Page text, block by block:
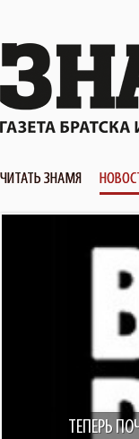
ЧИТАТЬ ЗНАМЯ
ТЕПЕРЬ